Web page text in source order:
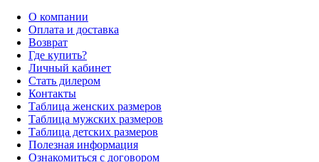
О компании
Оплата и доставка
Возврат
Где купить?
Личный кабинет
Стать дилером
Контакты
Таблица женских размеров
Таблица мужских размеров
Таблица детских размеров
Полезная информация
Ознакомиться с договором